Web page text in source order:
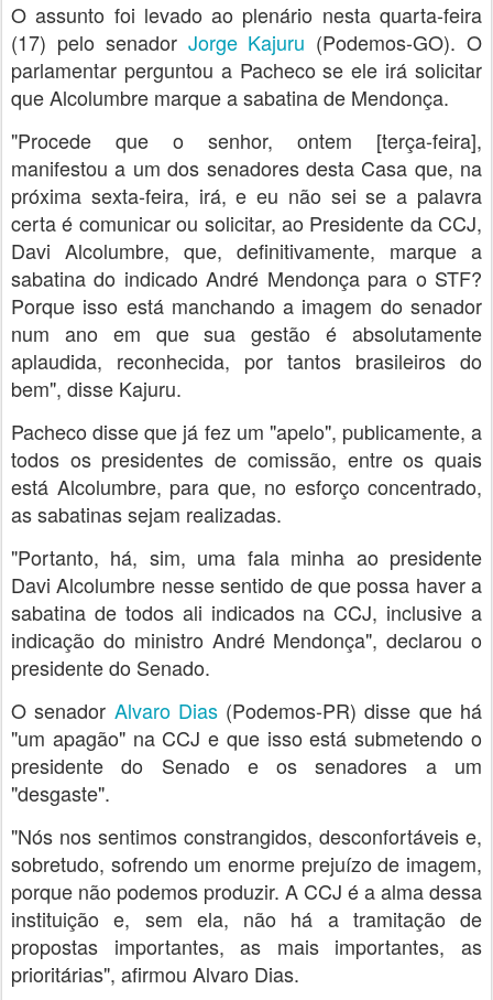
O assunto foi levado ao plenário nesta quarta-feira
(17) pelo senador Jorge Kajuru (Podemos-GO). O
parlamentar perguntou a Pacheco se ele irá solicitar
que Alcolumbre marque a sabatina de Mendonça.
"Procede que o senhor, ontem [terça-feira],
manifestou a um dos senadores desta Casa que, na
próxima sexta-feira, irá, e eu não sei se a palavra
certa é comunicar ou solicitar, ao Presidente da CCJ,
Davi Alcolumbre, que, definitivamente, marque a
sabatina do indicado André Mendonça para o STF?
Porque isso está manchando a imagem do senador
num ano em que sua gestão é absolutamente
aplaudida, reconhecida, por tantos brasileiros do
bem", disse Kajuru.
Pacheco disse que já fez um "apelo", publicamente, a
todos os presidentes de comissão, entre os quais
está Alcolumbre, para que, no esforço concentrado,
as sabatinas sejam realizadas.
"Portanto, há, sim, uma fala minha ao presidente
Davi Alcolumbre nesse sentido de que possa haver a
sabatina de todos ali indicados na CCJ, inclusive a
indicação do ministro André Mendonça", declarou o
presidente do Senado.
O senador Alvaro Dias(Podemos-PR) disse que há
"um apagão" na CCJ e que isso está submetendo o
presidente do Senado e os senadores a um
"desgaste".
"Nós nos sentimos constrangidos, desconfortáveis e,
sobretudo, sofrendo um enorme prejuízo de imagem,
porque não podemos produzir. A CCJ é a alma dessa
instituição e, sem ela, não há a tramitação de
propostas importantes, as mais importantes, as
prioritárias", afirmou Alvaro Dias.